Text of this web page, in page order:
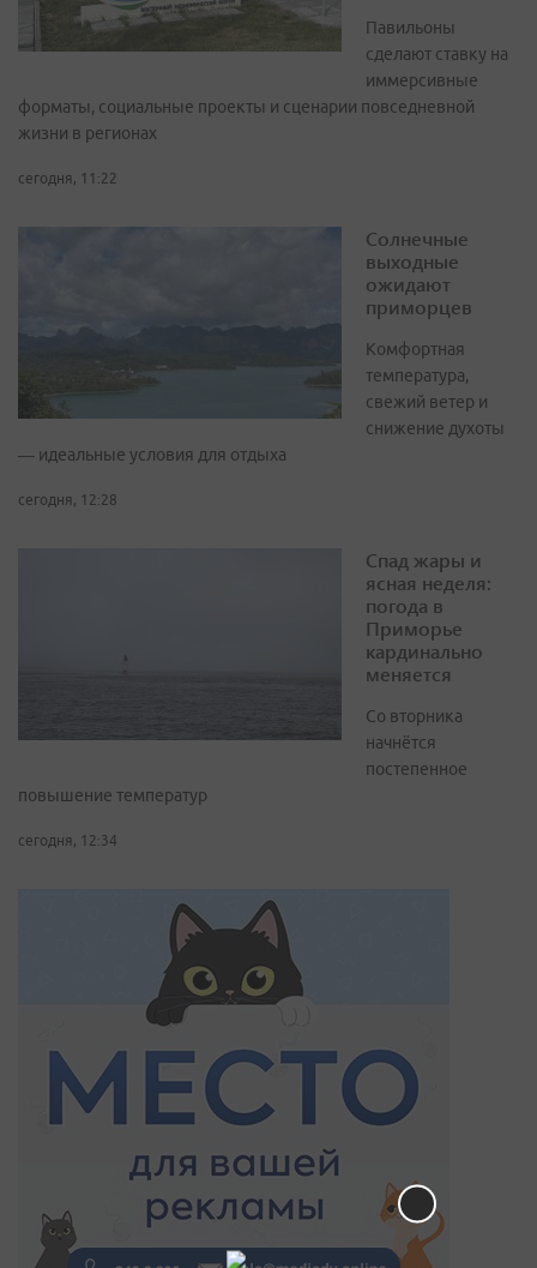
Павильоны
сделают ставку на
иммерсивные
форматы, социальные проекты и сценарии повседневной
жизни в регионах
сегодня, 11:22
Солнечные
выходные
ожидают
приморцев
Комфортная
температура,
свежий ветер и
снижение духоты
— идеальные условия для отдыха
сегодня, 12:28
Спад жары и
ясная неделя:
погода в
Приморье
кардинально
меняется
Со вторника
начнётся
постепенное
повышение температур
сегодня, 12:34